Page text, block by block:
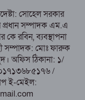
মুখর এলাকাবাসী
ইউনিয়নের নির্বাচন
সোহেল সরকার
সম্পাদক এম.এ
রবিন, ব্যবস্থাপনা
সম্পাদক: মোঃ ফারুক
অফিস ঠিকানা: ১/
/
ই-মেইল: